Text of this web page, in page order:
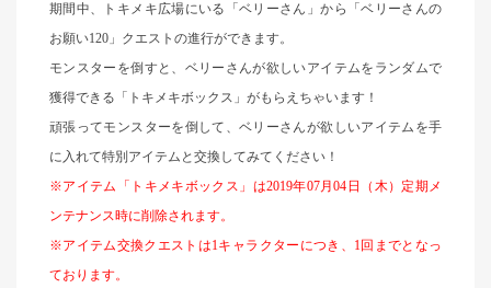
期間中、トキメキ広場にいる「ベリーさん」から「ベリーさんの
お願い120 」クエストの進行ができます。
モンスターを倒すと、ベリーさんが欲しいアイテムをランダムで
獲得できる「トキメキボックス」がもらえちゃいます！
頑張ってモンスターを倒して、ベリーさんが欲しいアイテムを手
に入れて特別アイテムと交換してみてください！
※アイテム「トキメキボックス」は2019年07月04 日（木）定期メ
ンテナンス時に削除されます。
※アイテム交換クエストは1キャラクターにつき、 1回までとなっ
ております。